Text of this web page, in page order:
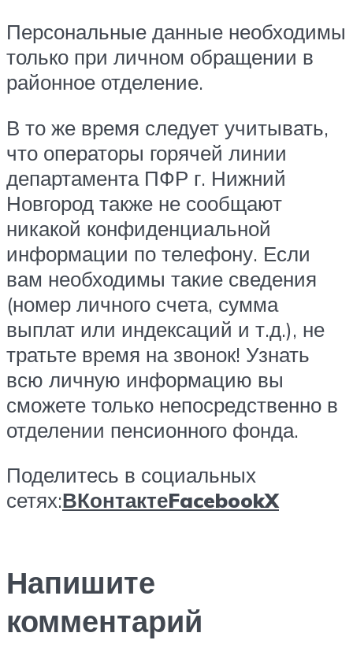
Персональные данные необходимы
только при личном обращении в
районное отделение.
В то же время следует учитывать,
что операторы горячей линии
департамента ПФР г. Нижний
Новгород также не сообщают
никакой конфиденциальной
информации по телефону. Если
вам необходимы такие сведения
(номер личного счета, сумма
выплат или индексаций и т.д.), не
тратьте время на звонок! Узнать
всю личную информацию вы
сможете только непосредственно в
отделении пенсионного фонда.
Поделитесь в социальных
сетях:ВКонтактеFacebookX
Напишите
комментарий